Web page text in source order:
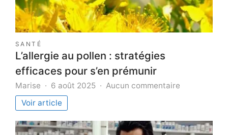
SANTÉ
L’allergie au pollen : stratégies
efficaces pour s’en prémunir
Marise 6 août 2025 Aucun commentaire
:
Voir article